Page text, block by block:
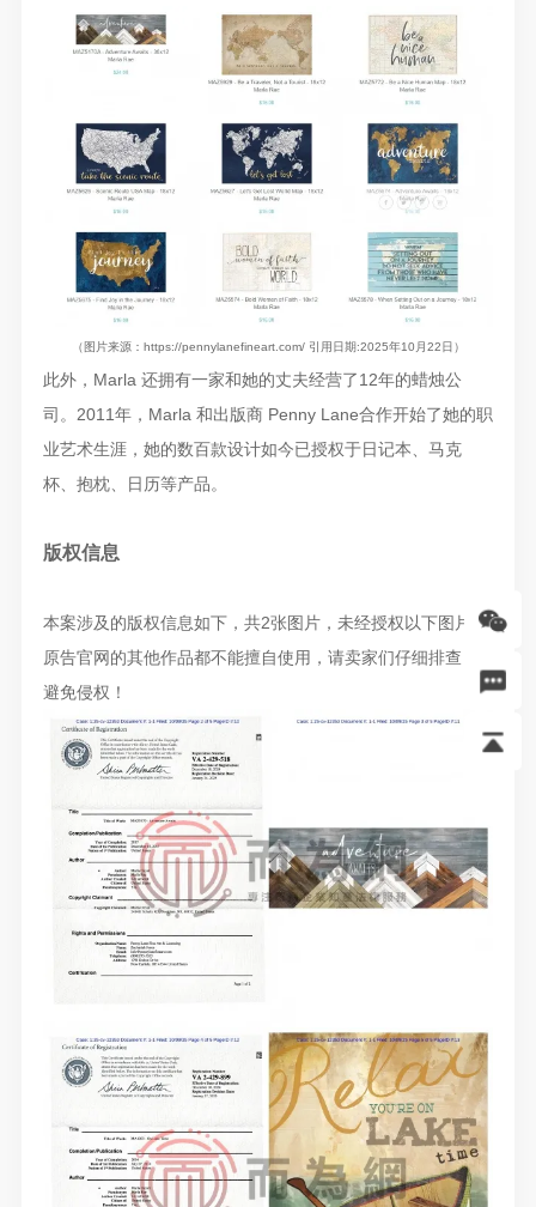
（图片来源：https://pennylanefineart.com/ 引用日期:2025年10月22日）
此外，Marla 还拥有一家和她的丈夫经营了12年的蜡烛公
司。2011年，Marla 和出版商 Penny Lane合作开始了她的职
业艺术生涯，她的数百款设计如今已授权于日记本、马克
杯、抱枕、日历等产品。
版权信息
本案涉及的版权信息如下，共2张图片，未经授权以下图片及
原告官网的其他作品都不能擅自使用，请卖家们仔细排查，
避免侵权！